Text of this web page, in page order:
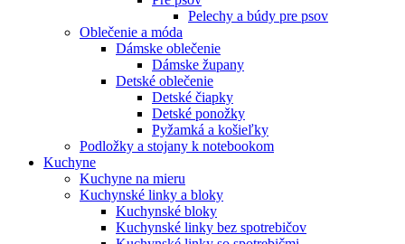
Pelechy a búdy pre psov
Oblečenie a móda
Dámske oblečenie
Dámske župany
Detské oblečenie
Detské čiapky
Detské ponožky
Pyžamká a košieľky
Podložky a stojany k notebookom
Kuchyne
Kuchyne na mieru
Kuchynské linky a bloky
Kuchynské bloky
Kuchynské linky bez spotrebičov